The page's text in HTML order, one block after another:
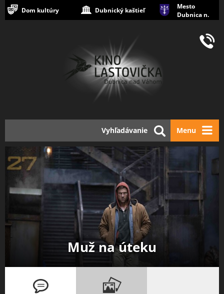
Dom kultúry Dubnický kaštieľ
Mesto
Dubnica n.
Menu
Vyhľadávanie
Muž na úteku